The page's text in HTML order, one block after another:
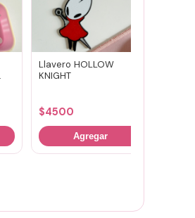
Llavero HOLLOW
KNIGHT
$4500
Agregar